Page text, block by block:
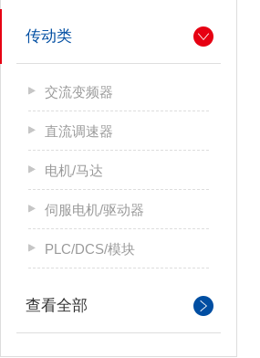
传动类
交流变频器
直流调速器
电机/马达
伺服电机/驱动器
PLC/DCS/模块
查看全部